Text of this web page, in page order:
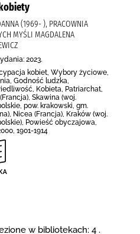
(1969- ), PRACOWNIA
MYŚLI MAGDALENA
2023.
kobiet, Wybory życiowe,
Godność ludzka,
Kobieta, Patriarchat,
Skawina (woj.
pow. krakowski, gm.
Nicea (Francja), Kraków (woj.
Powieść obyczajowa,
1901-1914
w bibliotekach: 4 .